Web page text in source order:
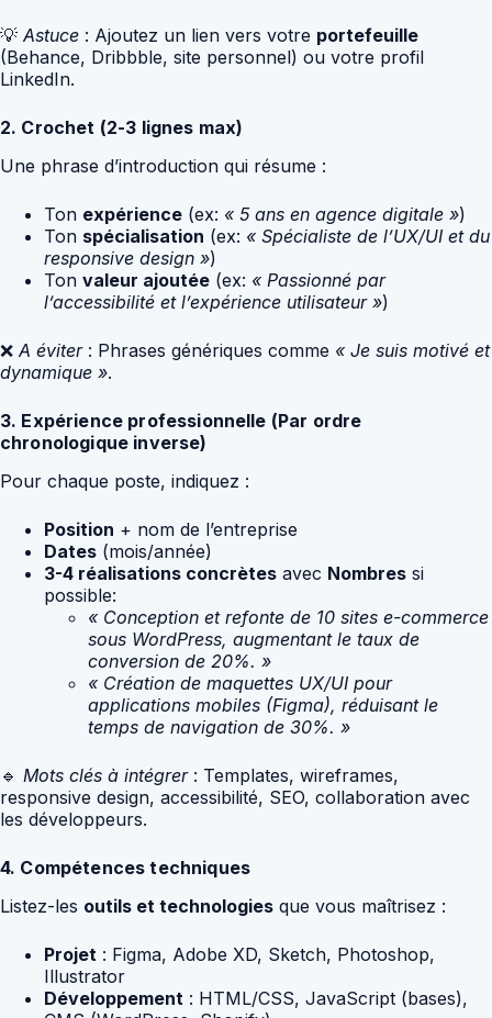
💡Astuce : Ajoutez un lien vers votre portefeuille
(Behance, Dribbble, site personnel) ou votre profil
LinkedIn.
2. Crochet (2-3 lignes max)
Une phrase d’introduction qui résume :
Ton expérience (ex: « 5 ans en agence digitale »)
Ton spécialisation (ex: « Spécialiste de l’UX/UI et du
responsive design »)
Ton valeur ajoutée (ex: « Passionné par
l’accessibilité et l’expérience utilisateur »)
❌ A éviter: Phrases génériques comme « Je suis motivé et
dynamique ».
3. Expérience professionnelle (Par ordre
chronologique inverse)
Pour chaque poste, indiquez :
Position + nom de l’entreprise
Dates (mois/année)
3-4 réalisations concrètes avec Nombres si
possible:
« Conception et refonte de 10 sites e-commerce
sous WordPress, augmentant le taux de
conversion de 20%. »
« Création de maquettes UX/UI pour
applications mobiles (Figma), réduisant le
temps de navigation de 30%. »
🔹 Mots clés à intégrer: Templates, wireframes,
responsive design, accessibilité, SEO, collaboration avec
les développeurs.
4. Compétences techniques
Listez-les outils et technologies que vous maîtrisez :
Projet : Figma, Adobe XD, Sketch, Photoshop,
Illustrator
Développement : HTML/CSS, JavaScript (bases),